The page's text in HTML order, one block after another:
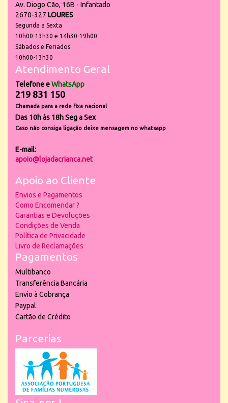
Av. Diogo Cão, 16B - Infantado
2670-327 LOURES
Segunda a Sexta
10h00-13h30 e 14h30-19h00
Sábados e Feriados
10h00-13h30
Atendimento Geral
Telefone eWhatsApp
219 831 150
Chamada para a rede fixa nacional
Das 10h às 18h Seg a Sex
Caso não consiga ligação deixe mensagem no whatsapp
E-mail:
apoio@lojadacrianca.net
Apoio ao Cliente
Envios e Pagamentos
Como Encomendar ?
Garantias e Devoluções
Condições de Venda
Política de Privacidade
Livro de Reclamações
Pagamentos
Multibanco
Transferência Bancária
Envio à Cobrança
Paypal
Cartão de Crédito
Parcerias